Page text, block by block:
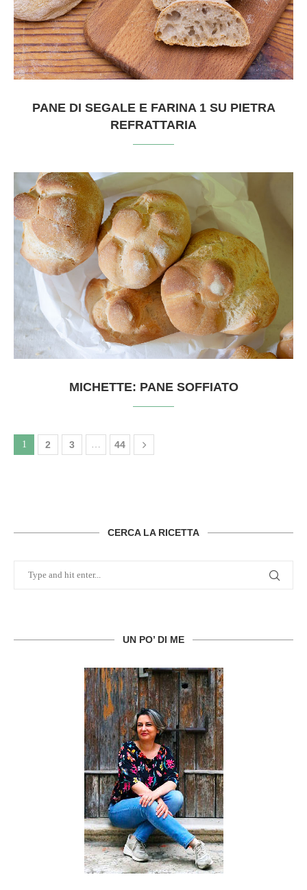
PANE DI SEGALE E FARINA 1 SU PIETRA
REFRATTARIA
MICHETTE: PANE SOFFIATO
1 2 3 44
CERCA LA RICETTA
UN PO’ DI ME